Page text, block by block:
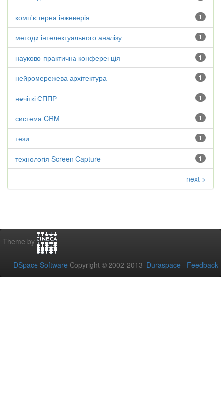
1
комп'ютерна інженерія
1
методи інтелектуального аналізу
1
науково-практична конференція
1
нейромережева архітектура
1
нечіткі СППР
1
система CRM
1
тези
1
технологія Screen Capture
next >
Theme by
DSpace Software Copyright © 2002-2013 Duraspace - Feedback